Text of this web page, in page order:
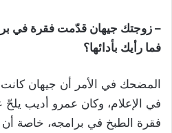
– زوجتك جيهان قدّمت فقرة في
فما رأيك بأدائها؟
المضحك في الأمر أن جيهان
في الإعلام، وكان عمرو أديب يلحّ
فقرة الطبخ في برامجه، خاصة